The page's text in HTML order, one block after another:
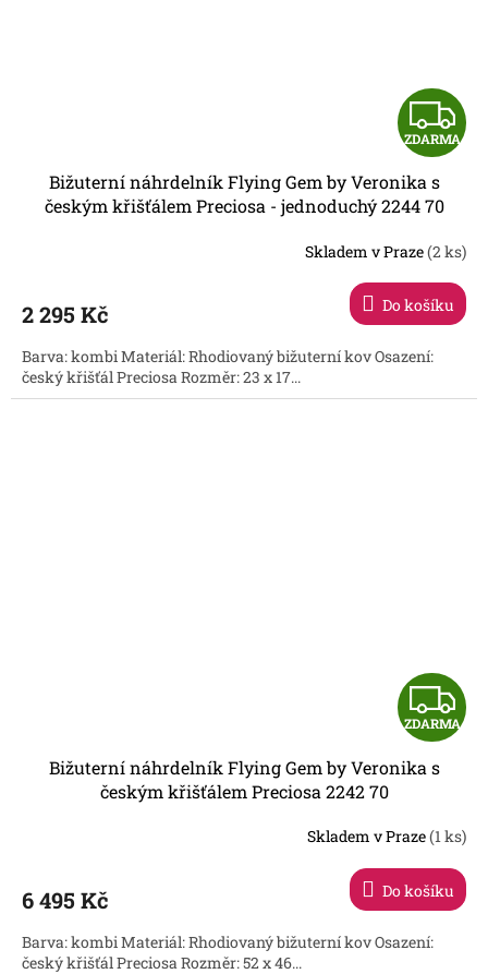
Z
D
R
ZDARMA
Bižuterní náhrdelník Flying Gem by Veronika s
českým křišťálem Preciosa - jednoduchý 2244 70
Skladem v Praze(2 ks)
2 295 Kč Do košíku
Barva: kombi Materiál: Rhodiovaný bižuterní kov Osazení:
český křišťál Preciosa Rozměr: 23 x 17...
Z
D
R
ZDARMA
Bižuterní náhrdelník Flying Gem by Veronika s
českým křišťálem Preciosa 2242 70
Skladem v Praze(1 ks)
6 495 Kč Do košíku
Barva: kombi Materiál: Rhodiovaný bižuterní kov Osazení:
český křišťál Preciosa Rozměr: 52 x 46...